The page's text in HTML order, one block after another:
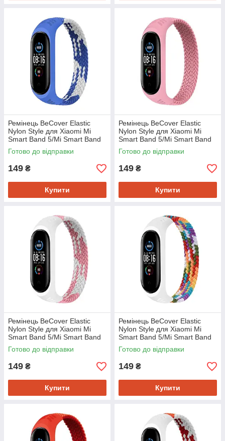
Ремінець BeCover Elastic
Nylon Style для Xiaomi Mi
Smart Band 5/Mi Smart Band
6 Size L Blue/White (706162)
Готово до відправки
149 ₴
Купити
Ремінець BeCover Elastic
Nylon Style для Xiaomi Mi
Smart Band 5/Mi Smart Band
6 Size L Pink (706163)
Готово до відправки
149 ₴
Купити
Ремінець BeCover Elastic
Nylon Style для Xiaomi Mi
Smart Band 5/Mi Smart Band
6 Size L Pink/White (706164)
Готово до відправки
149 ₴
Купити
Ремінець BeCover Elastic
Nylon Style для Xiaomi Mi
Smart Band 5/Mi Smart Band
6 Size L Rainbow (706165)
Готово до відправки
149 ₴
Купити